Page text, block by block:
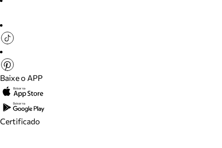
Baixe o APP
Certificado